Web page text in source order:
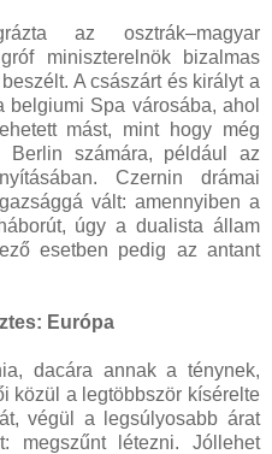
az osztrák–magyar
miniszterelnök bizalmas
A császárt és királyt a
belgiumi Spa városába, ahol
mást, mint hogy még
Berlin számára, például az
Czernin drámai
vált: amennyiben a
úgy a dualista állam
esetben pedig az antant
Európa
dacára annak a ténynek,
közül a legtöbbször kísérelte
végül a legsúlyosabb árat
megszűnt létezni. Jóllehet